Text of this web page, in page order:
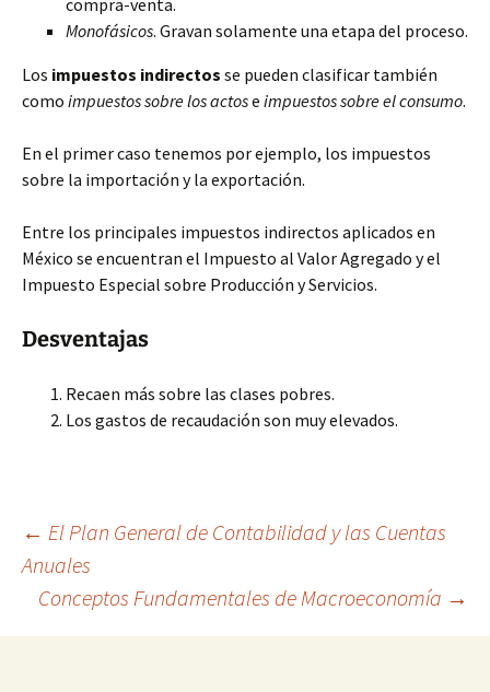
compra-venta.
Monofásicos. Gravan solamente una etapa del proceso.
Los impuestos indirectos se pueden clasificar también
como impuestos sobre los actose impuestos sobre el consumo.
En el primer caso tenemos por ejemplo, los impuestos
sobre la importación y la exportación.
Entre los principales impuestos indirectos aplicados en
México se encuentran el Impuesto al Valor Agregado y el
Impuesto Especial sobre Producción y Servicios.
Desventajas
Recaen más sobre las clases pobres.
Los gastos de recaudación son muy elevados.
Navegación
de
← El Plan General de Contabilidad y las Cuentas
Anuales
Conceptos Fundamentales de Macroeconomía →